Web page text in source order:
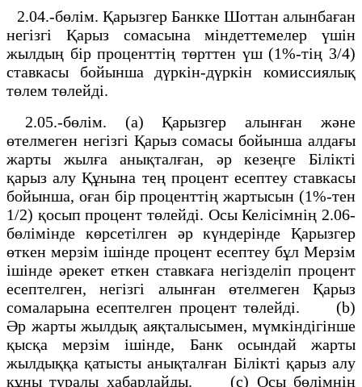
2.04.-бөлiм. Қарызгер Банкке Шоттан алынбаған
негiзгi Қарыз сомасына мiндеттемелер үшiн
жылдың бiр проценттiң төрттен үш (1%-тiң 3/4)
ставкасы бойынша дүркiн-дүркiн комиссиялық
төлем төлейдi.
2.05.-бөлiм. (a) Қарызгер алынған және
өтелмеген негiзгi Қарыз сомасы бойынша алдағы
жарты жылға анықталған, әр кезеңге Бiлiктi
қарыз алу Құнына тең процент есептеу ставкасы
бойынша, оған бiр проценттiң жартысын (1%-тен
1/2) қосып процент төлейдi. Осы Келiсiмнiң 2.06-
бөлiмiнде көрсетiлген әр күндерiнде Қарызгер
өткен мерзiм iшiнде процент есептеу бұл Мерзiм
iшiнде әрекет еткен ставкаға негiзделiп процент
есептелген, негiзгi алынған өтелмеген Қарыз
сомаларына есептелген процент төлейдi. (b)
Әр жарты жылдық аяқталысымен, мүмкiндiгiнше
қысқа мерзiм iшiнде, Банк осындай жарты
жылдыққа қатысты анықталған Бiлiктi қарыз алу
құны туралы хабарлайды. (c) Осы бөлiмнiң